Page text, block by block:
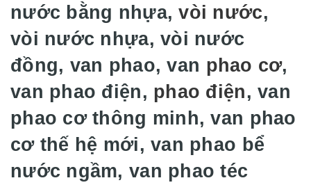
nước bằng nhựa,vòi nước,
vòi nước nhựa, vòi nước
đồng, van phao, van phao cơ,
van phao điện, phao điện, van
phao cơ thông minh, van phao
cơ thế hệ mới, van phao bể
nước ngầm, van phao téc